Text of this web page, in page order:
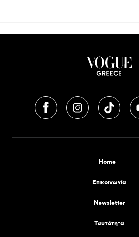
Home
Επικοινωνία
Newsletter
Tαυτότητα